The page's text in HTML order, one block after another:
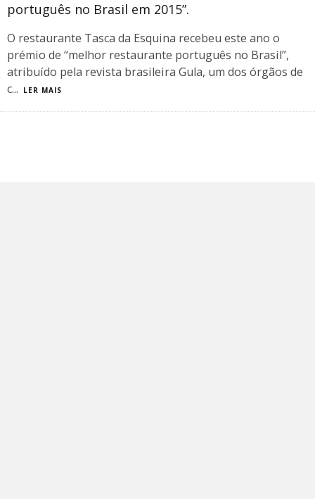
português no Brasil em 2015”.
O restaurante Tasca da Esquina recebeu este ano o
prémio de “melhor restaurante português no Brasil”,
atribuído pela revista brasileira Gula, um dos órgãos de
c... LER MAIS